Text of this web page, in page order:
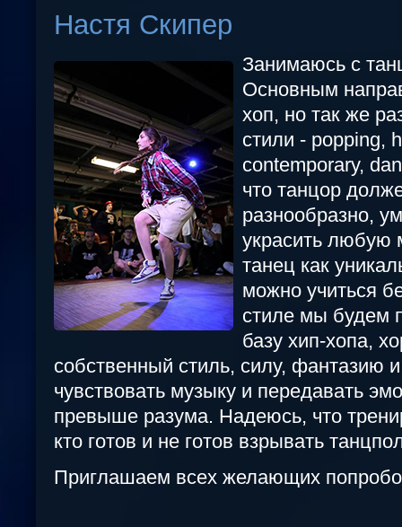
Настя Скипер
Занимаюсь с
Основным
хоп, но так же
стили - popping,
contemporary,
что танцор
разнообразно,
украсить любую
танец как
можно учиться
стиле мы будем
базу хип-хопа,
собственный стиль, силу, фантазию
чувствовать музыку и передавать
превыше разума. Надеюсь, что
кто готов и не готов взрывать
Приглашаем всех желающих